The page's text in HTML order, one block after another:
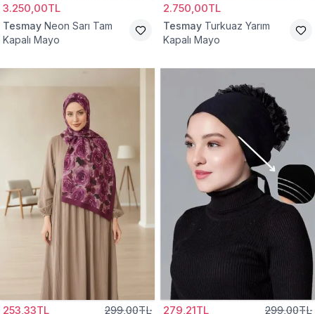
3.250,00TL
Tesmay Neon Sarı Tam
Kapalı Mayo
2.750,00TL
Tesmay Turkuaz Yarım
Kapalı Mayo
253,33TL 299,00TL 279,21TL 299,00TL